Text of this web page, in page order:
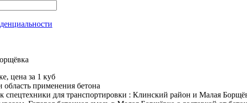
цена за 1 куб
применения бетона
спецтехники для транспортировки : Клинский район и Малая